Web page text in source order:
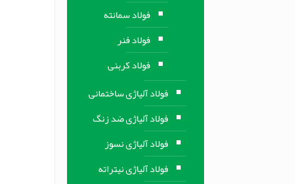
فولاد سمانته
فولاد فنر
فولاد کربنی
فولاد آلیاژی ساختمانی
فولاد آلیاژی ضد زنگ
فولاد آلیاژی نسوز
فولاد آلیاژی نیتراته